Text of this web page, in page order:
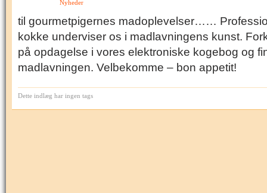
Nyheder
til gourmetpigernes madoplevelser……
kokke underviser os i madlavningens kunst.
på opdagelse i vores elektroniske kogebog og
madlavningen. Velbekomme – bon appetit!
Dette indlæg har ingen tags